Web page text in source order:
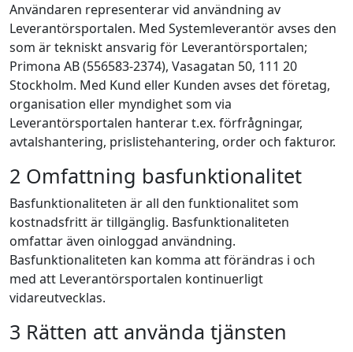
Användaren representerar vid användning av
Leverantörsportalen. Med Systemleverantör avses den
som är tekniskt ansvarig för Leverantörsportalen;
Primona AB (556583-2374), Vasagatan 50, 111 20
Stockholm. Med Kund eller Kunden avses det företag,
organisation eller myndighet som via
Leverantörsportalen hanterar t.ex. förfrågningar,
avtalshantering, prislistehantering, order och fakturor.
2 Omfattning basfunktionalitet
Basfunktionaliteten är all den funktionalitet som
kostnadsfritt är tillgänglig. Basfunktionaliteten
omfattar även oinloggad användning.
Basfunktionaliteten kan komma att förändras i och
med att Leverantörsportalen kontinuerligt
vidareutvecklas.
3 Rätten att använda tjänsten